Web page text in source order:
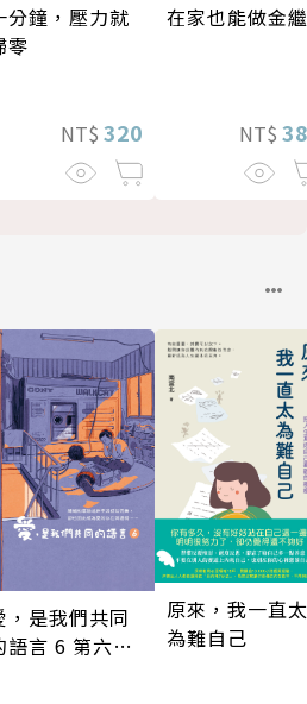
分鐘，壓力就
零
NT$ 320
在家也能做金繼
NT$
，是我們共同
語言 6 第六屆
原來，我一直太
為難自己